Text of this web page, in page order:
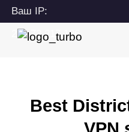
Ваш IP:
216.73.217.126
Best